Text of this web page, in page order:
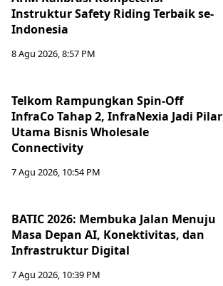
Instruktur Safety Riding Terbaik se-
Indonesia
8 Agu 2026, 8:57 PM
Telkom Rampungkan Spin-Off
InfraCo Tahap 2, InfraNexia Jadi Pilar
Utama Bisnis Wholesale
Connectivity
7 Agu 2026, 10:54 PM
BATIC 2026: Membuka Jalan Menuju
Masa Depan AI, Konektivitas, dan
Infrastruktur Digital
7 Agu 2026, 10:39 PM